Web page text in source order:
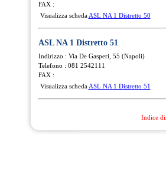
FAX :
Visualizza scheda ASL NA 1 Distretto 50
ASL NA 1 Distretto 51
Indirizzo : Via De Gasperi, 55 (Napoli)
Telefono : 081 2542111
FAX :
Visualizza scheda ASL NA 1 Distretto 51
Indice